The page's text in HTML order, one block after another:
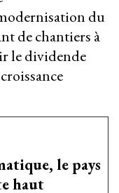
du
de chantiers à
le dividende
le pays
haut